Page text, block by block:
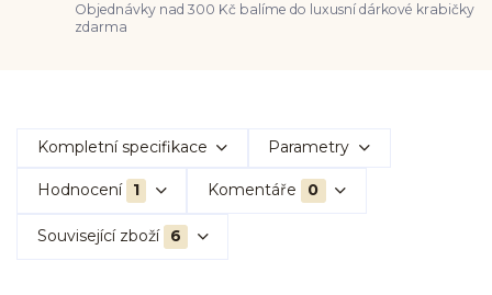
Objednávky nad 300 Kč balíme do luxusní dárkové krabičky
zdarma
Kompletní specifikace Parametry
Hodnocení 1 Komentáře 0
Související zboží 6